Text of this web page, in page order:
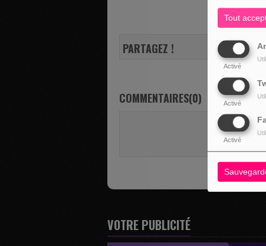
Tout
Activé
Activé
Activé
PARTAGEZ !
COMMENTAIRES(0)
Vous
VOTRE PUBLICITÉ